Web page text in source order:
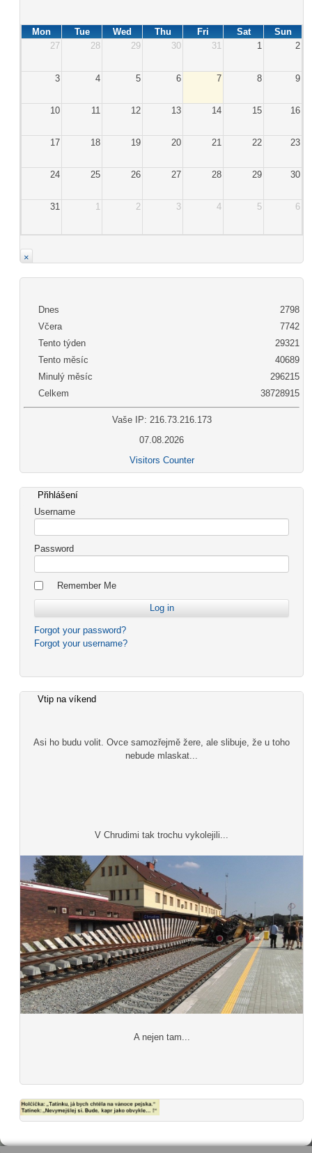
Mon Tue Wed Thu Fri Sat
Sun
27
28 29 30 31 1 2
3 4 5 6 7 8 9
10 11 12 13 14 15 16
17 18 19 20 21 22 23
24 25 26 27 28 29 30
31 1 2 3 4 5 6
×
Dnes
Včera
Tento týden
Tento měsíc
Minulý měsíc
Celkem
2798
7742
29321
40689
296215
38728915
Vaše IP: 216.73.216.173
07.08.2026
Visitors Counter
Přihlášení
Username
Password
Remember Me
Forgot your password?
Forgot your username?
Vtip na víkend
Asi ho budu volit. Ovce samozřejmě žere, ale slibuje, že u toho
nebude mlaskat...
V Chrudimi tak trochu vykolejili...
A nejen tam...